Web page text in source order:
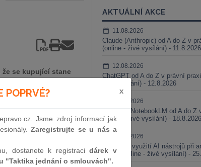
se kupující stane
věcí platně sjednat tzv.
prodávajícího. Toto
kupní cena, zůstává
vlastnictví stává
kupní ceny.
AKTUÁLNÍ AKCE
11.08.2026
Claude (Anthropic) od A do Z v
(online - živé vysílání) - 11.8.2026
12.08.2026
ChatGPT od A do Z v právní
živé vysílání) - 12.8.2026
18.08.2026
Gemini a NotebookLM od A do Z
(online - živé vysílání) - 18.8.2026
25.08.2026
Praktické využití AI nástrojů při
smluv (online - živé vysílání) -
POPRVÉ? x
Jsme zdroj informací jak
Zaregistrujte se u nás a
dostanete k registracidárek v
"Taktika jednání o smlouvách".